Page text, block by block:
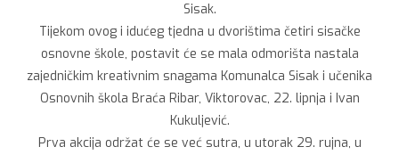
Sisak.
Tijekom ovog i idućeg tjedna u dvorištima četiri sisačke
osnovne škole, postavit će se mala odmorišta nastala
zajedničkim kreativnim snagama Komunalca Sisak i učenika
Osnovnih škola Braća Ribar, Viktorovac, 22. lipnja i Ivan
Kukuljević.
Prva akcija održat će se već sutra, u utorak 29. rujna, u